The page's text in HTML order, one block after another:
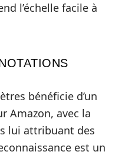
l’échelle facile à
bénéficie d’un
Amazon, avec la
lui attribuant des
est un